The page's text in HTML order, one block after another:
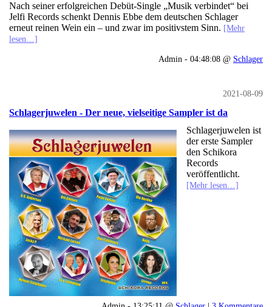
Nach seiner erfolgreichen Debüt-Single „Musik verbindet“ bei
Jelfi Records schenkt Dennis Ebbe dem deutschen Schlager
erneut reinen Wein ein – und zwar im positivstem Sinn. [Mehr
lesen…]
Admin - 04:48:08 @ Schlager
2021-08-09
Schlagerjuwelen - Der neue, vielseitige Sampler ist da
Schlagerjuwelen ist
der erste Sampler
den Schikora
Records
veröffentlicht.
[Mehr lesen…]